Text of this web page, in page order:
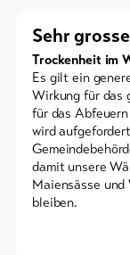
Sehr
Trockenheit im
Es gilt ein
Wirkung für das
für das
wird
damit unsere
Maiensässe
bleiben.